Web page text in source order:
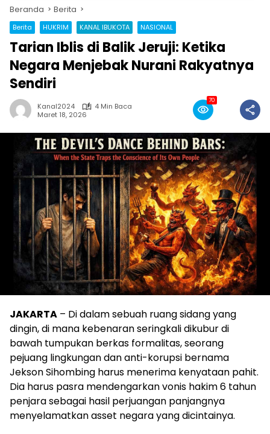
Beranda Berita
Berita HUKRIM KANAL IBUKOTA NASIONAL
Tarian Iblis di Balik Jeruji: Ketika
Negara Menjebak Nurani Rakyatnya
Sendiri
Kanal2024
4 Min Baca
Maret 18, 2026
70
JAKARTA – Di dalam sebuah ruang sidang yang
dingin, di mana kebenaran seringkali dikubur di
bawah tumpukan berkas formalitas, seorang
pejuang lingkungan dan anti-korupsi bernama
Jekson Sihombing harus menerima kenyataan pahit.
Dia harus pasra mendengarkan vonis hakim 6 tahun
penjara sebagai hasil perjuangan panjangnya
menyelamatkan asset negara yang dicintainya.